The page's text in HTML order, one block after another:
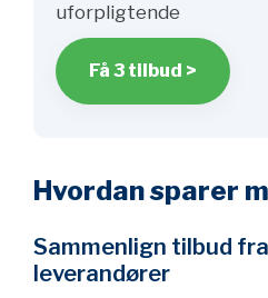
uforpligtende
Få 3 tilbud >
Hvordan sparer
Sammenlign tilbud
leverandører